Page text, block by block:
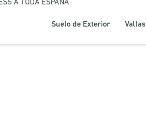
A TODA ESPAÑA
Suelo de Exterior Vallas